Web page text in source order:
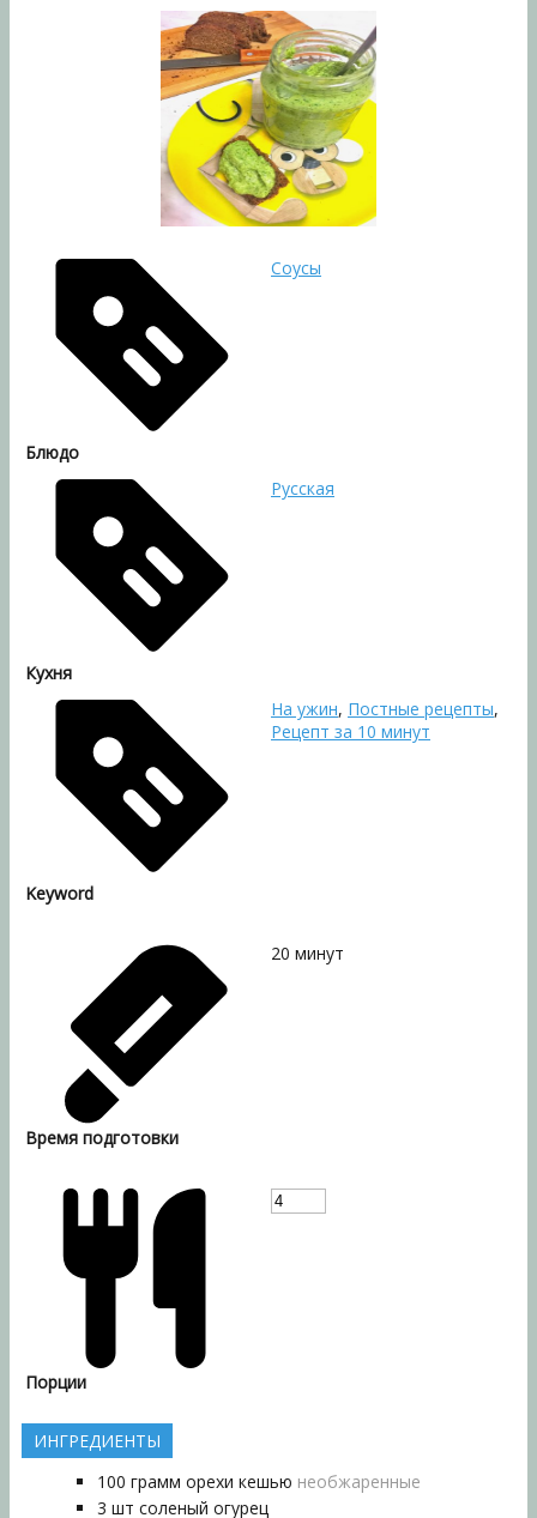
Блюдо
Соусы
Кухня
Русская
Keyword
На ужин, Постные рецепты,
Рецепт за 10 минут
Время подготовки
20 минут
Порции
ИНГРЕДИЕНТЫ
100 грамм орехи кешью необжаренные
3 шт соленый огурец